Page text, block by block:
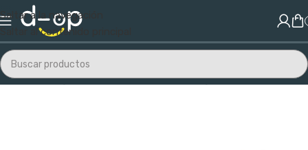
Saltar a la navegación
Saltar al contenido principal
Inicio/Energías Renovables/Paneles y Reguladores